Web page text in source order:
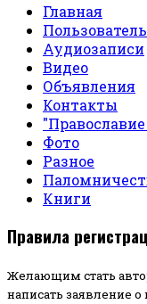
Главная
Аудиозаписи
Видео
Объявления
Контакты
Фото
Разное
Книги
Правила
Желающим стать
написать заявление